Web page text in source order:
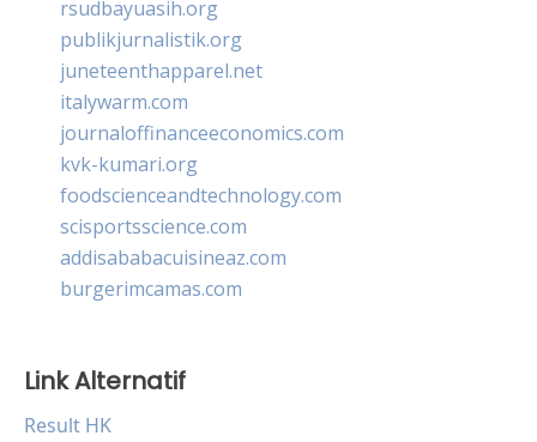
rsudbayuasih.org
publikjurnalistik.org
juneteenthapparel.net
italywarm.com
journaloffinanceeconomics.com
kvk-kumari.org
foodscienceandtechnology.com
scisportsscience.com
addisababacuisineaz.com
burgerimcamas.com
Link Alternatif
Result HK